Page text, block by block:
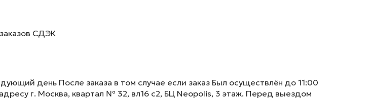
СДЭК
день После заказа в том случае если заказ Был осуществлён до 11:00
г. Москва, квартал № 32, вл16 с2, БЦ Neopolis, 3 этаж. Перед выездом